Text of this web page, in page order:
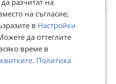
3-СТАЕН, гр.
област Габрово
€
лв
ДДС
Габрово, 21 юли
на съгласие;
в Настройки
да оттеглите
време в
. Политика